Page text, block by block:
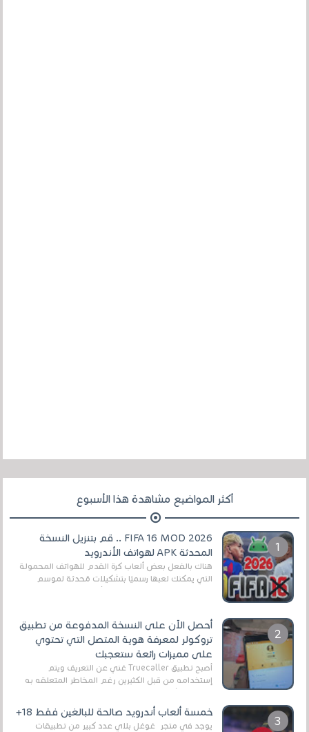
أكثر المواضيع مشاهدة هذا الأسبوع
FIFA 16 MOD 2026 .. قم بتنزيل النسخة
المحدثة APK لهواتف الأندرويد
هناك بالفعل بعض ألعاب كرة القدم للهواتف المحمولة
التي يمكنك لعبها رسميًا بتشكيلات مُحدثة لموسم
أحصل الآن على النسخة المدفوعة من تطبيق
تروكولر لمعرفة هوية المتصل التي تحتوي
على مميزات رائعة ستعجبك
أصبح تطبيق Truecaller غني عن التعريف ويتم
إستخدامه من قبل الكثيرين رغم المخاطر المتعلقه به
خمسة ألعاب أندرويد صالحة للبالغين فقط 18+
يوجد في متجر غوغل بلاي عدد كبير من تطبيقات